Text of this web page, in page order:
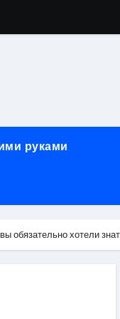
помещений и
доступа
руками
обязательно хотели